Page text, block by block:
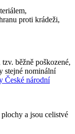
proti krádeži,
běžně poškozené,
stejné nominální
České národní
a jsou celistvé